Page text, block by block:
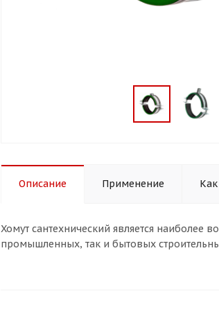
Описание Применение Как
Хомут сантехнический является
промышленных, так и бытовых